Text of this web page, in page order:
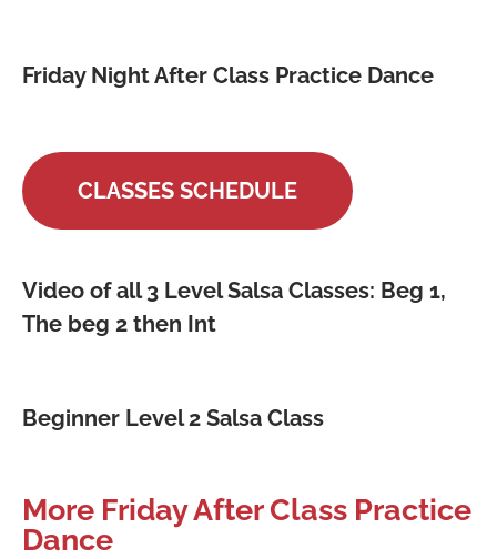
Friday Night After Class Practice Dance
CLASSES SCHEDULE
Video of all 3 Level Salsa Classes: Beg 1,
The beg 2 then Int
Beginner Level 2 Salsa Class
More Friday After Class Practice
Dance